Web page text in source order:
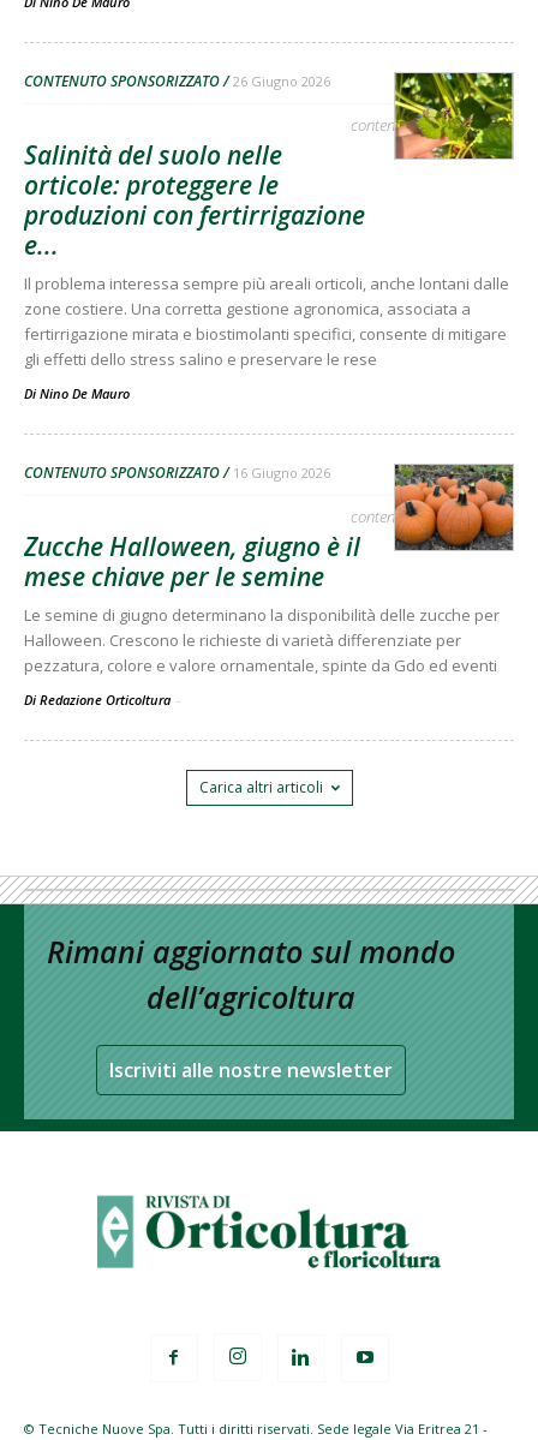
CONTENUTO SPONSORIZZATO 26 Giugno 2026
contenuto sponsorizzato
Salinità del suolo nelle
orticole: proteggere le
produzioni con fertirrigazione
e...
Il problema interessa sempre più areali orticoli, anche lontani dalle
zone costiere. Una corretta gestione agronomica, associata a
fertirrigazione mirata e biostimolanti specifici, consente di mitigare
gli effetti dello stress salino e preservare le rese
Di Nino De Mauro
CONTENUTO SPONSORIZZATO 16 Giugno 2026
contenuto sponsorizzato
Zucche Halloween, giugno è il
mese chiave per le semine
Le semine di giugno determinano la disponibilità delle zucche per
Halloween. Crescono le richieste di varietà differenziate per
pezzatura, colore e valore ornamentale, spinte da Gdo ed eventi
Di Redazione Orticoltura -
Carica altri articoli
Rimani aggiornato sul mondo
dell’agricoltura
Iscriviti alle nostre newsletter
© Tecniche Nuove Spa. Tutti i diritti riservati. Sede legale Via Eritrea 21 -